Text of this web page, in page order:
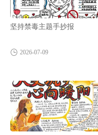
坚持禁毒主题手抄报
2026-07-09